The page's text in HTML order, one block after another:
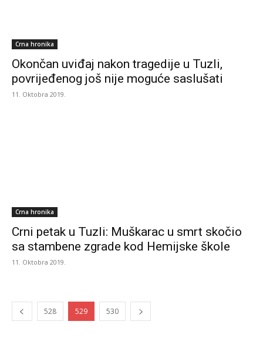
Crna hronika
Okončan uviđaj nakon tragedije u Tuzli,
povrijeđenog još nije moguće saslušati
11. Oktobra 2019.
Crna hronika
Crni petak u Tuzli: Muškarac u smrt skočio
sa stambene zgrade kod Hemijske škole
11. Oktobra 2019.
528 529 530